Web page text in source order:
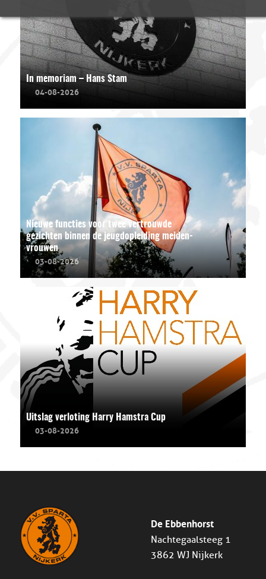
In memoriam – Hans Stam
04-08-2026
Nieuwe functies voor twee vertrouwde
gezichten binnen de jeugdopleiding meiden-
vrouwen
03-08-2026
Uitslag verloting Harry Hamstra Cup
03-08-2026
De Ebbenhorst
Nachtegaalsteeg 1
3862 WJ Nijkerk